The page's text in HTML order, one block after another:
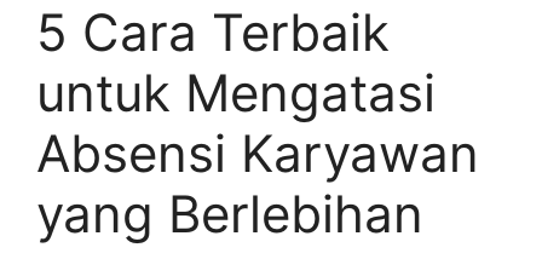
5 Cara Terbaik
untuk Mengatasi
Absensi Karyawan
yang Berlebihan